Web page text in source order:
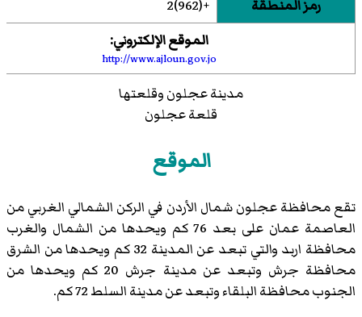
رمز المنطقة
+(962)2
الموقع الإلكتروني:
http://www.ajloun.gov.jo
مدينة عجلون وقلعتها
قلعة عجلون
الموقع
تقع محافظة عجلون شمال الأردن في الركن الشمالي الغربي من
العاصمة عمان على بعد 76 كم ويحدها من الشمال والغرب
محافظة اربد والتي تبعد عن المدينة 32 كم ويحدها من الشرق
محافظة جرش وتبعد عن مدينة جرش 20 كم ويحدها من
الجنوب محافظة البلقاء وتبعد عن مدينة السلط 72 كم.